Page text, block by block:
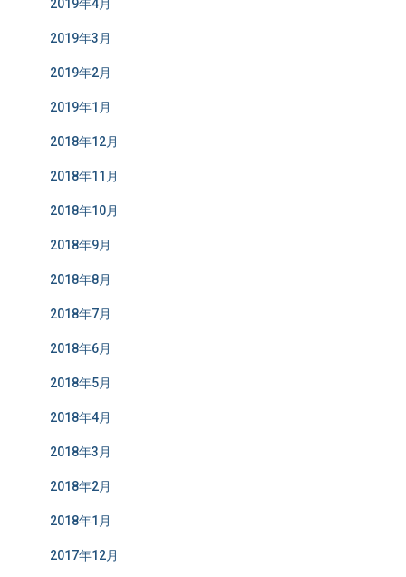
2019年4月
2019年3月
2019年2月
2019年1月
2018年12月
2018年11月
2018年10月
2018年9月
2018年8月
2018年7月
2018年6月
2018年5月
2018年4月
2018年3月
2018年2月
2018年1月
2017年12月